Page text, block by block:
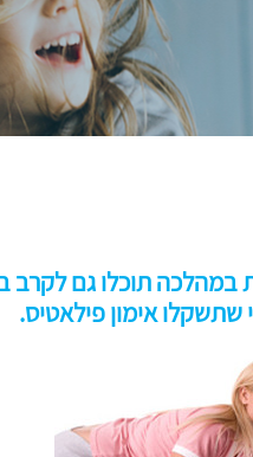
תוכלו גם לקרב
אימון פילאטיס.